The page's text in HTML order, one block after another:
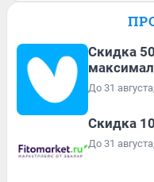
Скидка
До 31
Скидка
До 31